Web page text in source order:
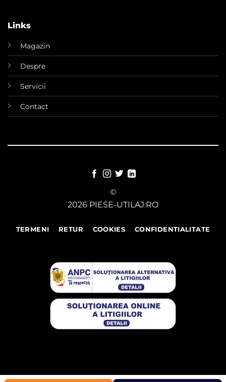
Links
Magazin
Despre
Servicii
Contact
©
2026 PIESE-UTILAJ.RO
TERMENI RETUR COOKIES CONFIDENTIALITATE